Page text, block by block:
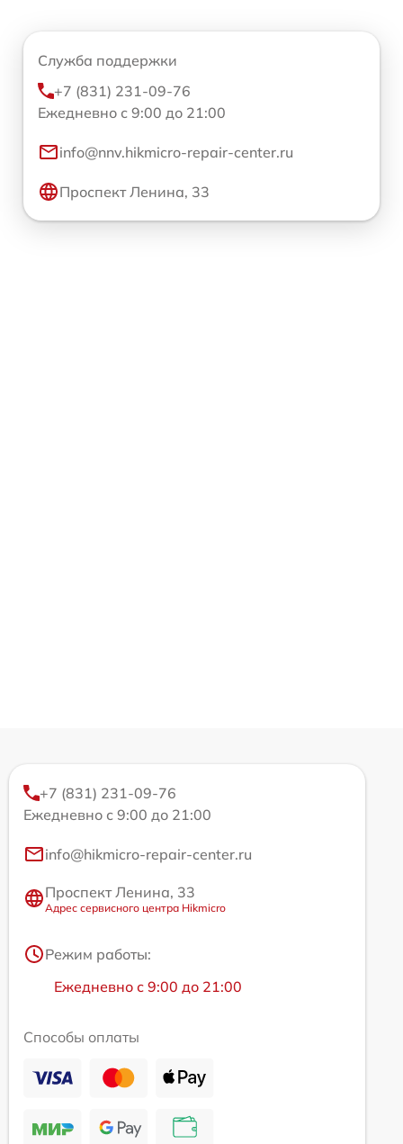
Служба поддержки
+7 (831) 231-09-76
Ежедневно с 9:00 до 21:00
info@nnv.hikmicro-repair-center.ru
Проспект Ленина, 33
+7 (831) 231-09-76
Ежедневно с 9:00 до 21:00
info@hikmicro-repair-center.ru
Проспект Ленина, 33
Адрес сервисного центра Hikmicro
Режим работы:
Ежедневно с 9:00 до 21:00
Способы оплаты